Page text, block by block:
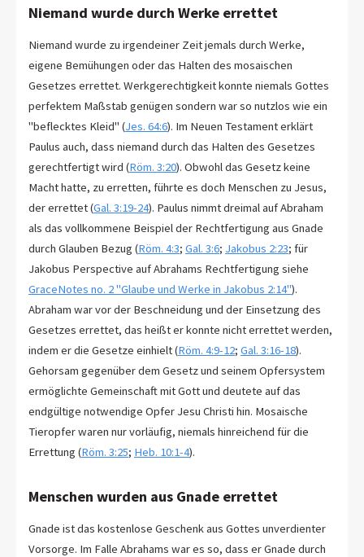
Niemand wurde durch Werke errettet
Niemand wurde zu irgendeiner Zeit jemals durch Werke,
eigene Bemühungen oder das Halten des mosaischen
Gesetzes errettet. Werkgerechtigkeit konnte niemals Gottes
perfektem Maßstab genügen sondern war so nutzlos wie ein
"beflecktes Kleid" (Jes. 64:6). Im Neuen Testament erklärt
Paulus auch, dass niemand durch das Halten des Gesetzes
gerechtfertigt wird (Röm. 3:20). Obwohl das Gesetz keine
Macht hatte, zu erretten, führte es doch Menschen zu Jesus,
der errettet (Gal. 3:19-24). Paulus nimmt dreimal auf Abraham
als das vollkommene Beispiel der Rechtfertigung aus Gnade
durch Glauben Bezug (Röm. 4:3; Gal. 3:6; Jakobus 2:23; für
Jakobus Perspective auf Abrahams Rechtfertigung siehe
GraceNotes no. 2 "Glaube und Werke in Jakobus 2:14").
Abraham war vor der Beschneidung und der Einsetzung des
Gesetzes errettet, das heißt er konnte nicht errettet werden,
indem er die Gesetze einhielt (Röm. 4:9-12; Gal. 3:16-18).
Gehorsam gegenüber dem Gesetz und seinem Opfersystem
ermöglichte Gemeinschaft mit Gott und deutete auf das
endgültige notwendige Opfer Jesu Christi hin. Mosaische
Tieropfer waren nur vorläufig, niemals hinreichend für die
Errettung (Röm. 3:25; Heb. 10:1-4).
Menschen wurden aus Gnade errettet
Gnade ist das kostenlose Geschenk aus Gottes unverdienter
Vorsorge. Im Falle Abrahams war es so, dass er Gnade durch